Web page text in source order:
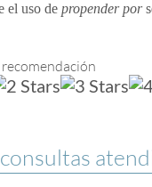
el uso de propender por